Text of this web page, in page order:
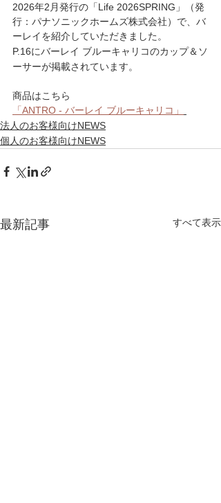
2026年2月発行の「Life 2026SPRING」（発
行：パナソニックホームズ株式会社）で、バ
ーレイを紹介していただきました。
P.16にバーレイ ブルーキャリコのカップ＆ソ
ーサーが掲載されています。
商品はこちら
「ANTRO - バーレイ ブルーキャリコ」
法人のお客様向けNEWS
個人のお客様向けNEWS
最新記事 すべて表示